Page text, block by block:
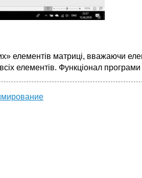
елементів матриці, вважаючи
елементів. Функціонал програми